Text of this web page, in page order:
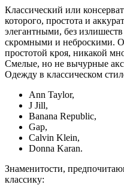
Классический или
которого, простота и
элегантными, без
скромными и неброскими.
простотой кроя, никакой
Смелые, но не вычурные
Одежду в классическом
Ann Taylor,
J Jill,
Banana Republic,
Gap,
Calvin Klein,
Donna Karan.
Знаменитости,
классику: